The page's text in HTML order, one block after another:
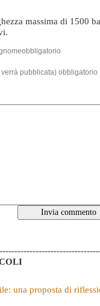
massima di 1500
verrà pubblicata) obbligatorio
una proposta di